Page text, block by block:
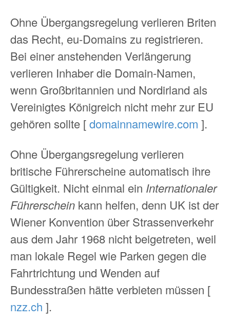
Ohne Übergangsregelung verlieren Briten
das Recht, eu-Domains zu registrieren.
Bei einer anstehenden Verlängerung
verlieren Inhaber die Domain-Namen,
wenn Großbritannien und Nordirland als
Vereinigtes Königreich nicht mehr zur EU
gehören sollte [domainnamewire.com ].
Ohne Übergangsregelung verlieren
britische Führerscheine automatisch ihre
Gültigkeit. Nicht einmal ein Internationaler
Führerschein kann helfen, denn UK ist der
Wiener Konvention über Strassenverkehr
aus dem Jahr 1968 nicht beigetreten, weil
man lokale Regel wie Parken gegen die
Fahrtrichtung und Wenden auf
Bundesstraßen hätte verbieten müssen [
nzz.ch ].